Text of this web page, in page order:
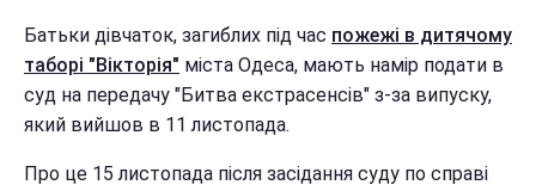
Батьки дівчаток, загиблих під час пожежі в дитячому
таборі "Вікторія" міста Одеса, мають намір подати в
суд на передачу "Битва екстрасенсів" з-за випуску,
який вийшов в 11 листопада.
Про це 15 листопада після засідання суду по справі